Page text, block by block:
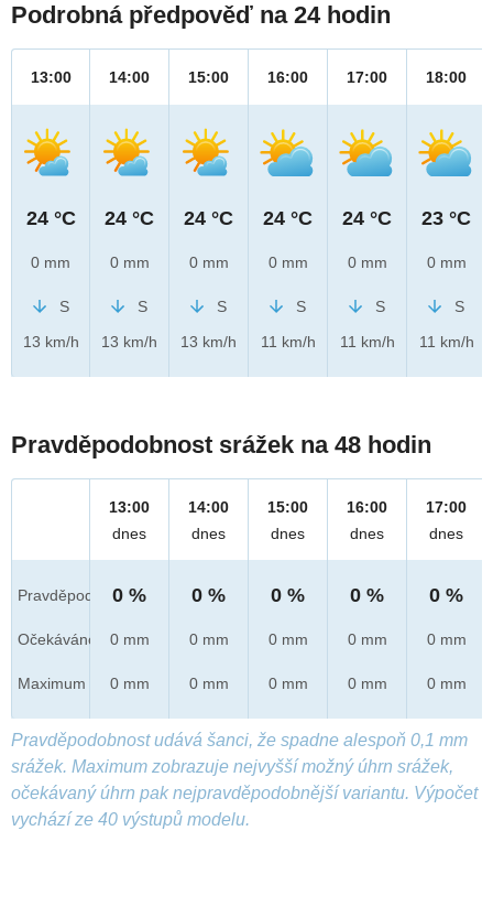
Podrobná předpověď na 24 hodin
13:00
24 °C
0 mm
S
13 km/h
14:00
24 °C
0 mm
S
13 km/h
15:00
24 °C
0 mm
S
13 km/h
16:00
24 °C
0 mm
S
11 km/h
17:00
24 °C
0 mm
S
11 km/h
18:00
23 °C
0 mm
S
11 km/h
Pravděpodobnost srážek na 48 hodin
Pravděpod.
Očekáváno
Maximum
13:00
dnes
0 %
0 mm
0 mm
14:00
dnes
0 %
0 mm
0 mm
15:00
dnes
0 %
0 mm
0 mm
16:00
dnes
0 %
0 mm
0 mm
17:00
dnes
0 %
0 mm
0 mm
Pravděpodobnost udává šanci, že spadne alespoň 0,1 mm
srážek. Maximum zobrazuje nejvyšší možný úhrn srážek,
očekávaný úhrn pak nejpravděpodobnější variantu. Výpočet
vychází ze 40 výstupů modelu.